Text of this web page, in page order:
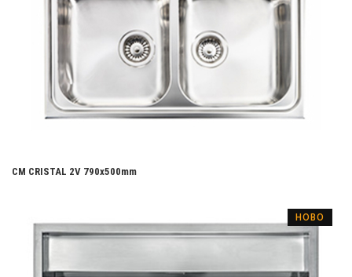
CM CRISTAL 2V 790х500mm
НОВО